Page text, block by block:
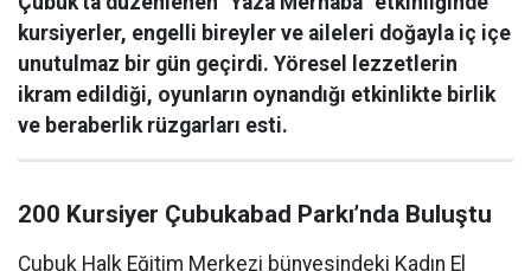
kursiyerler, engelli bireyler ve aileleri doğayla iç içe
unutulmaz bir gün geçirdi. Yöresel lezzetlerin
ikram edildiği, oyunların oynandığı etkinlikte birlik
ve beraberlik rüzgarları esti.
200 Kursiyer Çubukabad Parkı’nda Buluştu
Çubuk Halk Eğitim Merkezi bünyesindeki Kadın El